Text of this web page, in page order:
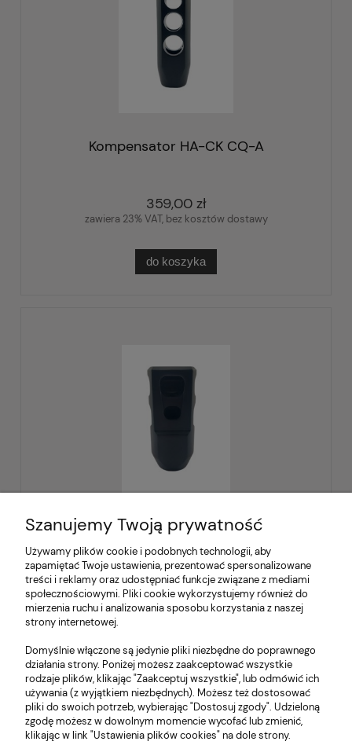
Kompensator HA-CK CQ-A
359,00 zł
zawiera 23% VAT, bez kosztów dostawy
do koszyka
Kompensator Czołg AR-15
369,00 zł
zawiera 23% VAT, bez kosztów dostawy
do koszyka
« 1 2 »
Szanujemy Twoją prywatność
Używamy plików cookie i podobnych technologii, aby
zapamiętać Twoje ustawienia, prezentować spersonalizowane
treści i reklamy oraz udostępniać funkcje związane z mediami
społecznościowymi. Pliki cookie wykorzystujemy również do
mierzenia ruchu i analizowania sposobu korzystania z naszej
strony internetowej.
Domyślnie włączone są jedynie pliki niezbędne do poprawnego
działania strony. Poniżej możesz zaakceptować wszystkie
rodzaje plików, klikając "Zaakceptuj wszystkie", lub odmówić ich
używania (z wyjątkiem niezbędnych). Możesz też dostosować
pliki do swoich potrzeb, wybierając "Dostosuj zgody". Udzieloną
zgodę możesz w dowolnym momencie wycofać lub zmienić,
klikając w link "Ustawienia plików cookies" na dole strony.